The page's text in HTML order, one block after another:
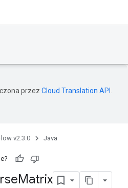
przez Cloud Translation API
v2.3.0 Java
Matrix